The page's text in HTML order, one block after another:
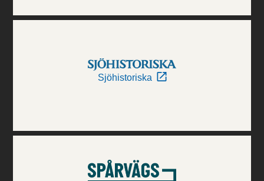
Sjöhistoriska